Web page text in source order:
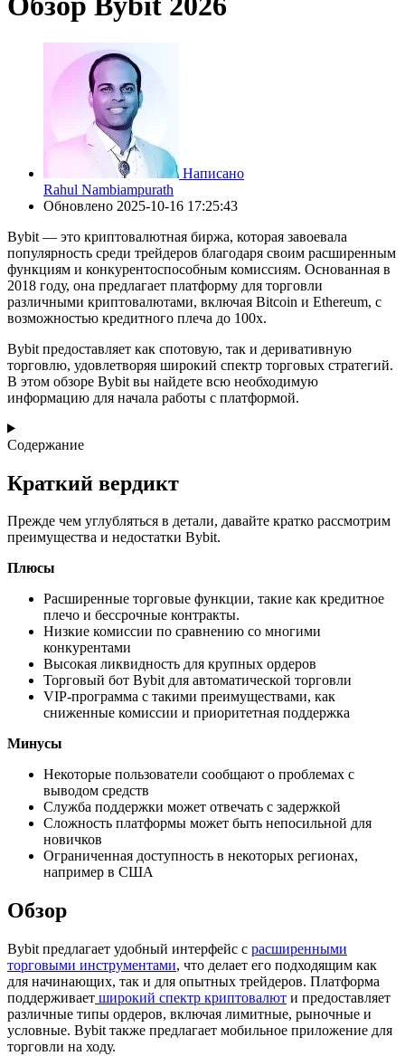
Написано
Rahul Nambiampurath
Обновлено 2025-10-16 17:25:43
Bybit — это криптовалютная биржа, которая завоевала
популярность среди трейдеров благодаря своим расширенным
функциям и конкурентоспособным комиссиям. Основанная в
2018 году, она предлагает платформу для торговли
различными криптовалютами, включая Bitcoin и Ethereum, с
возможностью кредитного плеча до 100x.
Bybit предоставляет как спотовую, так и деривативную
торговлю, удовлетворяя широкий спектр торговых стратегий.
В этом обзоре Bybit вы найдете всю необходимую
информацию для начала работы с платформой.
Содержание
Краткий вердикт
Прежде чем углубляться в детали, давайте кратко рассмотрим
преимущества и недостатки Bybit.
Плюсы
Расширенные торговые функции, такие как кредитное
плечо и бессрочные контракты.
Низкие комиссии по сравнению со многими
конкурентами
Высокая ликвидность для крупных ордеров
Торговый бот Bybit для автоматической торговли
VIP-программа с такими преимуществами, как
сниженные комиссии и приоритетная поддержка
Минусы
Некоторые пользователи сообщают о проблемах с
выводом средств
Служба поддержки может отвечать с задержкой
Сложность платформы может быть непосильной для
новичков
Ограниченная доступность в некоторых регионах,
например в США
Обзор
Bybit предлагает удобный интерфейс с расширенными
торговыми инструментами, что делает его подходящим как
для начинающих, так и для опытных трейдеров. Платформа
поддерживает широкий спектр криптовалют и предоставляет
различные типы ордеров, включая лимитные, рыночные и
условные. Bybit также предлагает мобильное приложение для
торговли на ходу.